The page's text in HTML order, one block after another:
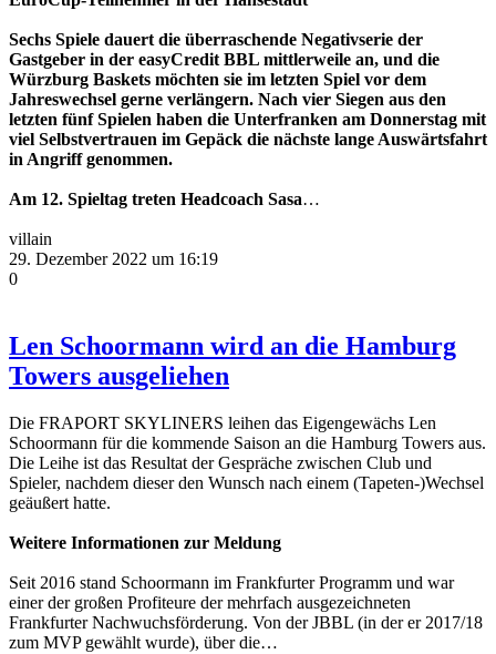
Sechs Spiele dauert die überraschende Negativserie der
Gastgeber in der easyCredit BBL mittlerweile an, und die
Würzburg Baskets möchten sie im letzten Spiel vor dem
Jahreswechsel gerne verlängern. Nach vier Siegen aus den
letzten fünf Spielen haben die Unterfranken am Donnerstag mit
viel Selbstvertrauen im Gepäck die nächste lange Auswärtsfahrt
in Angriff genommen.
Am 12. Spieltag treten Headcoach Sasa…
villain
29. Dezember 2022 um 16:19
0
Len Schoormann wird an die Hamburg
Towers ausgeliehen
Die FRAPORT SKYLINERS leihen das Eigengewächs Len
Schoormann für die kommende Saison an die Hamburg Towers aus.
Die Leihe ist das Resultat der Gespräche zwischen Club und
Spieler, nachdem dieser den Wunsch nach einem (Tapeten-)Wechsel
geäußert hatte.
Weitere Informationen zur Meldung
Seit 2016 stand Schoormann im Frankfurter Programm und war
einer der großen Profiteure der mehrfach ausgezeichneten
Frankfurter Nachwuchsförderung. Von der JBBL (in der er 2017/18
zum MVP gewählt wurde), über die…